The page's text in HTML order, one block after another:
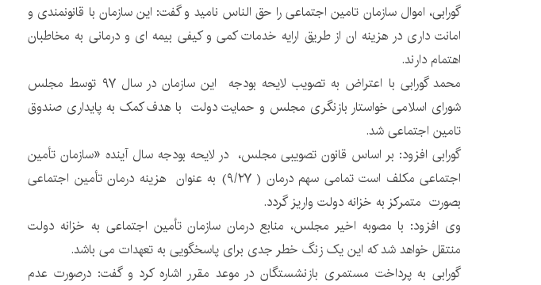
گورابی، اموال سازمان تامین اجتماعی را حق الناس نامید و گفت: این سازمان با قانونمندی و
امانت داری در هزینه ان از طریق ارایه خدمات کمی و کیفی بیمه ای و درمانی به مخاطبان
اهتمام دارند.
محمد گورابی با اعتراض به تصویب لایحه بودجه این سازمان در سال ۹۷ توسط مجلس
شورای اسلامی خواستار بازنگری مجلس و حمایت دولت با هدف کمک به پایداری صندوق
تامین اجتماعی شد.
گورابی افزود: بر اساس قانون تصویبی مجلس، در لایحه بودجه سال آینده «سازمان تأمین
اجتماعی مکلف است تمامی سهم درمان ( ۹/۲۷) به عنوان هزینه درمان تأمین اجتماعی
بصورت متمرکز به خزانه دولت واریز گردد.
وی افزود: با مصوبه اخیر مجلس، منابع درمان سازمان تأمین اجتماعی به خزانه دولت
منتقل خواهد شد که این یک زنگ خطر جدی برای پاسخگویی به تعهدات می باشد.
گورابی به پرداخت مستمری بازنشستگان در موعد مقرر اشاره کرد و گفت: درصورت عدم